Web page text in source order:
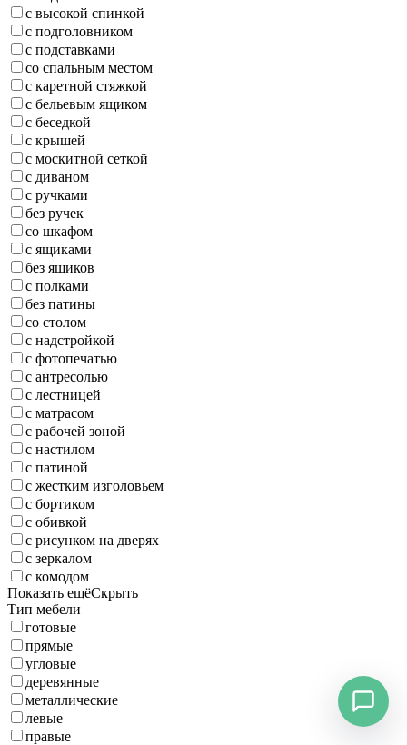
с высокой спинкой
с подголовником
с подставками
со спальным местом
с каретной стяжкой
с бельевым ящиком
с беседкой
с крышей
с москитной сеткой
с диваном
с ручками
без ручек
со шкафом
с ящиками
без ящиков
с полками
без патины
со столом
с надстройкой
с фотопечатью
с антресолью
с лестницей
с матрасом
с рабочей зоной
с настилом
с патиной
с жестким изголовьем
с бортиком
с обивкой
с рисунком на дверях
с зеркалом
с комодом
Показать ещёСкрыть
Тип мебели
готовые
прямые
угловые
деревянные
металлические
левые
правые